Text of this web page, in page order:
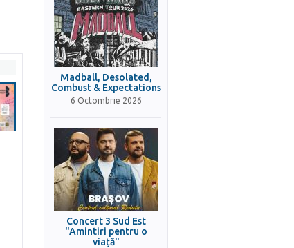
Madball, Desolated,
Combust & Expectations
6 Octombrie 2026
Concert 3 Sud Est
"Amintiri pentru o
viață"